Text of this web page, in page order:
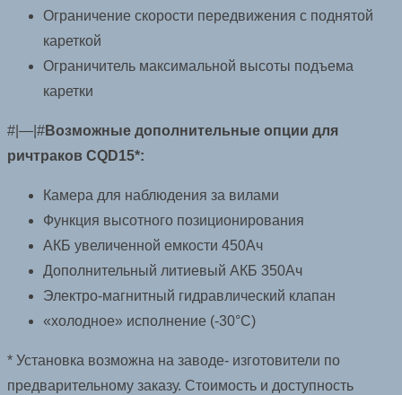
Ограничение скорости передвижения с поднятой
кареткой
Ограничитель максимальной высоты подъема
каретки
#|—|#Возможные дополнительные опции для
ричтраков CQD15*:
Камера для наблюдения за вилами
Функция высотного позиционирования
АКБ увеличенной емкости 450Ач
Дополнительный литиевый АКБ 350Ач
Электро-магнитный гидравлический клапан
«холодное» исполнение (-30°C)
* Установка возможна на заводе- изготовители по
предварительному заказу. Стоимость и доступность